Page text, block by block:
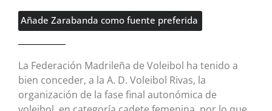
Añade Zarabanda como fuente preferida
La Federación Madrileña de Voleibol ha tenido a
bien conceder, a la A. D. Voleibol Rivas, la
organización de la fase final autonómica de